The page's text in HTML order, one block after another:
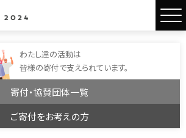
わたし達の活動は
皆様の寄付で支えられています。
寄付・協賛団体一覧
ご寄付をお考えの方